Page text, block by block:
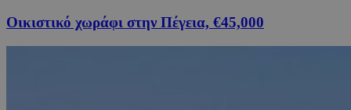
Οικιστικό χωράφι στην Πέγεια, €45,000